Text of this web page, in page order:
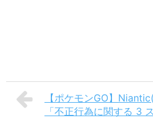
【ポケモンGO】
「不正行為に関する 3